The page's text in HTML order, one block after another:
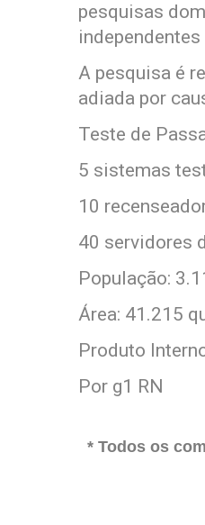
pesquisas
A pesquisa é
adiada por
Teste de
5 sistemas
10
40 servidores
População:
Área: 41.215
Produto
Por g1 RN
* Todos os